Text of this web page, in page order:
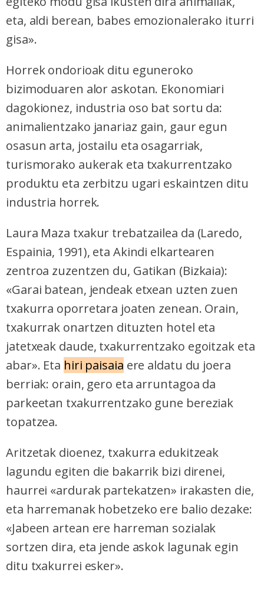
eta, aldi berean, babes emozionalerako iturri
gisa».
Horrek ondorioak ditu eguneroko
bizimoduaren alor askotan. Ekonomiari
dagokionez, industria oso bat sortu da:
animalientzako janariaz gain, gaur egun
osasun arta, jostailu eta osagarriak,
turismorako aukerak eta txakurrentzako
produktu eta zerbitzu ugari eskaintzen ditu
industria horrek.
Laura Maza txakur trebatzailea da (Laredo,
Espainia, 1991), eta Akindi elkartearen
zentroa zuzentzen du, Gatikan (Bizkaia):
«Garai batean, jendeak etxean uzten zuen
txakurra oporretara joaten zenean. Orain,
txakurrak onartzen dituzten hotel eta
jatetxeak daude, txakurrentzako egoitzak eta
abar». Eta hiri paisaia ere aldatu du joera
berriak: orain, gero eta arruntagoa da
parkeetan txakurrentzako gune bereziak
topatzea.
Aritzetak dioenez, txakurra edukitzeak
lagundu egiten die bakarrik bizi direnei,
haurrei «ardurak partekatzen» irakasten die,
eta harremanak hobetzeko ere balio dezake:
«Jabeen artean ere harreman sozialak
sortzen dira, eta jende askok lagunak egin
ditu txakurrei esker».